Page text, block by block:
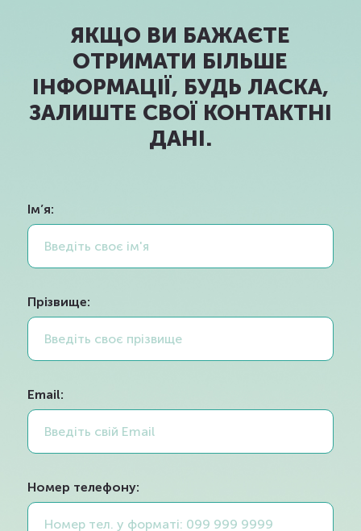
ЯКЩО ВИ БАЖАЄТЕ
ОТРИМАТИ БІЛЬШЕ
ІНФОРМАЦІЇ, БУДЬ ЛАСКА,
ЗАЛИШТЕ СВОЇ КОНТАКТНІ
ДАНІ.